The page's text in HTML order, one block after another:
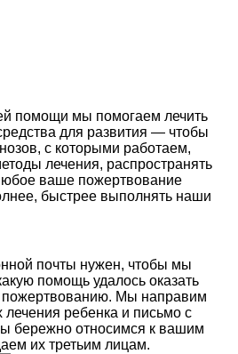
помощи мы помогаем лечить
для развития — чтобы
с которыми работаем,
лечения, распространять
ваше пожертвование
быстрее выполнять наши
почты нужен, чтобы мы
помощь удалось оказать
пожертвованию. Мы направим
лечения ребенка и письмо с
бережно относимся к вашим
их третьим лицам.